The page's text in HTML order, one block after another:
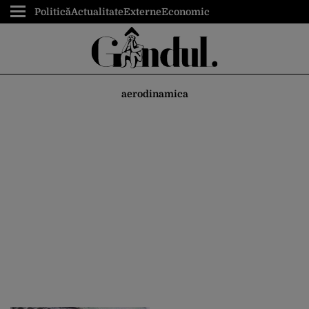
PoliticăActualitateExterneEconomic
aerodinamica